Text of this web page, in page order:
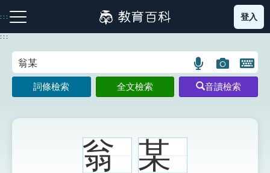
到
主
:::
注音索引圖示 筆畫索引圖示 部首索引表圖示
登入
:::
語
言
搜
圖
片
搜
開
鍵
圖
詞條檢索 全文檢索 音讀檢索
翁 某